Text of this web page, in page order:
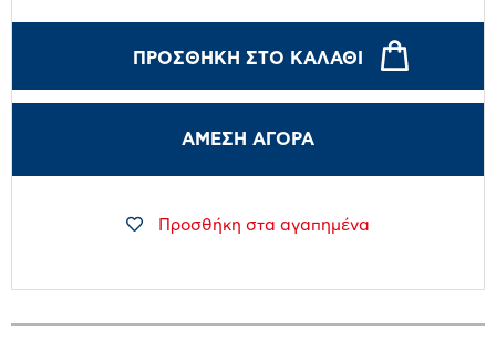
ΠΡΟΣΘΉΚΗ ΣΤΟ ΚΑΛΆΘΙ
ΑΜΕΣΗ ΑΓΟΡΑ
Προσθήκη στα αγαπημένα